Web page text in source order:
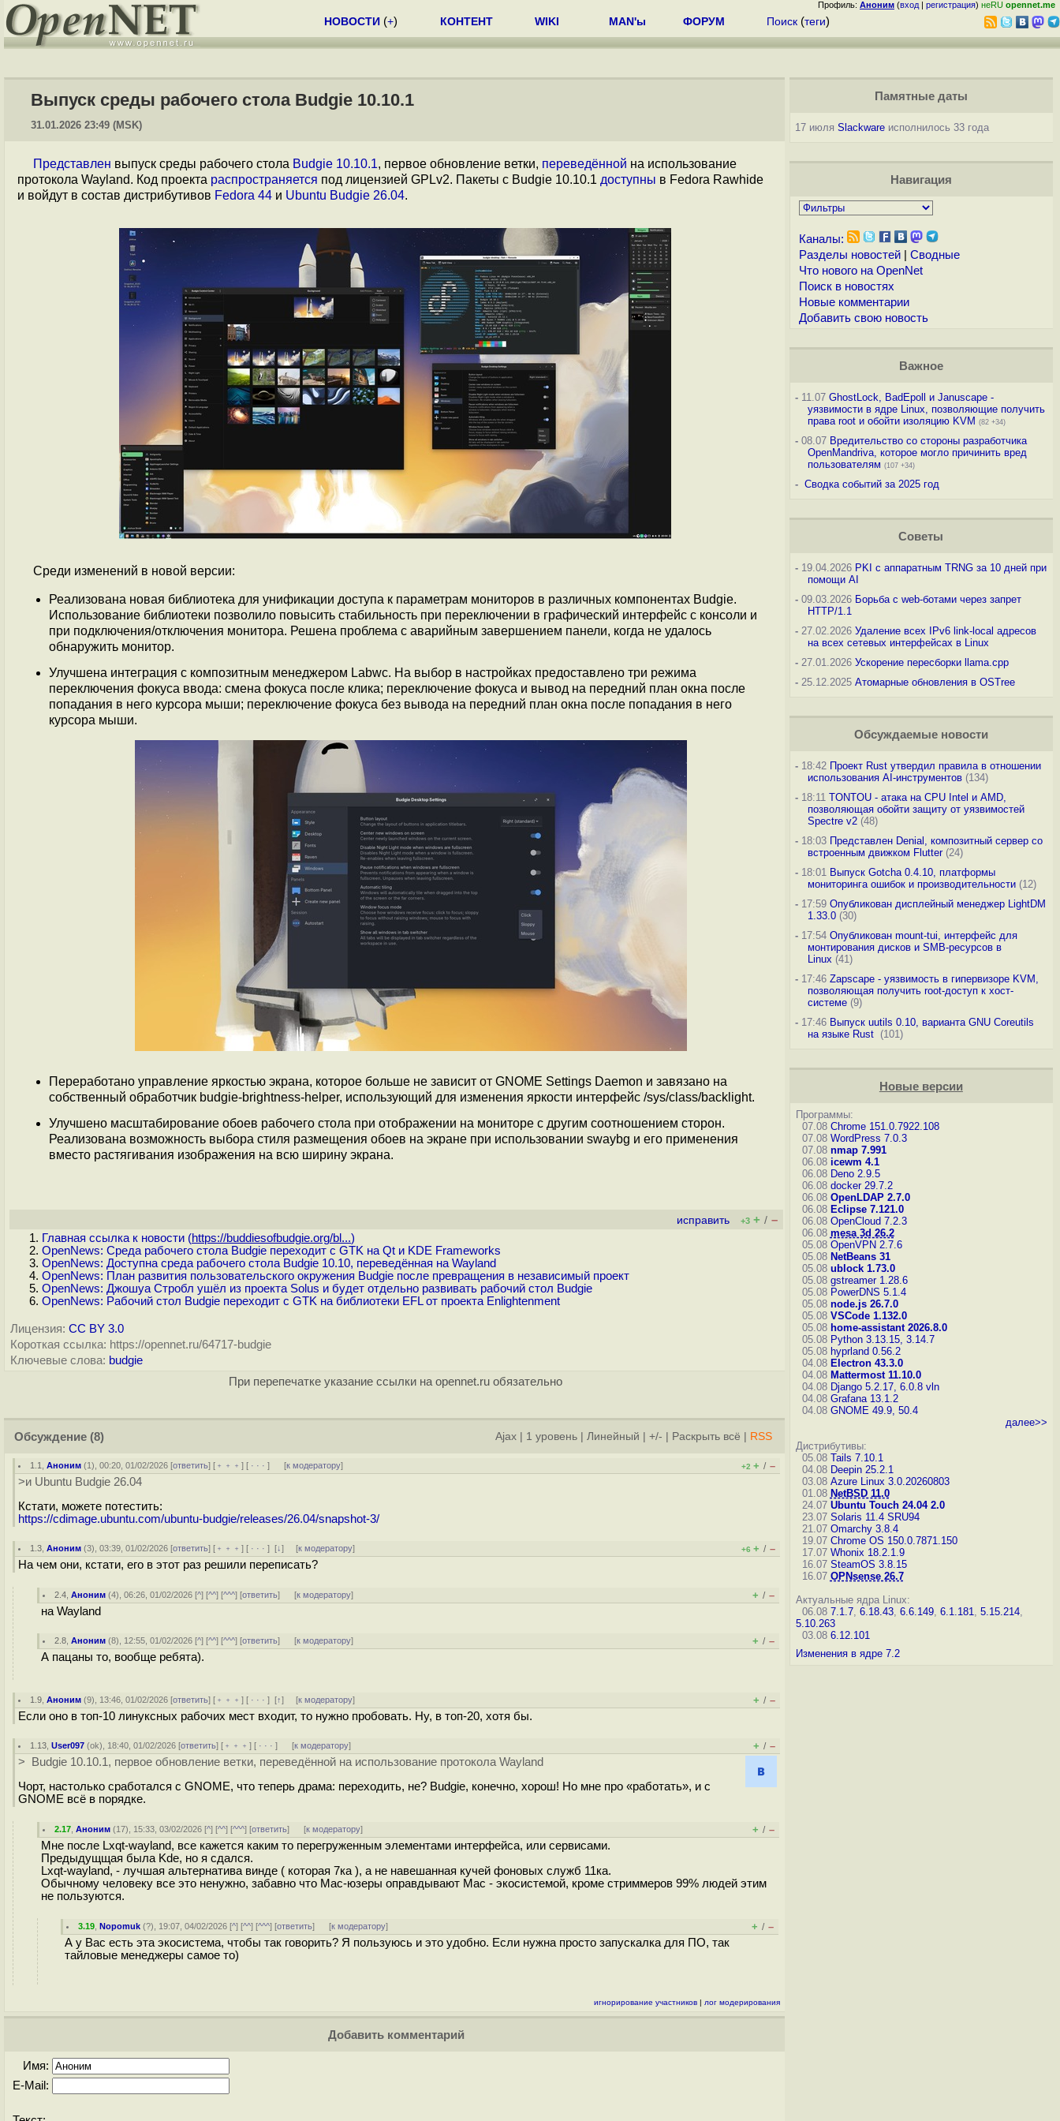
Профиль: Аноним (вход | регистрация) неRU opennet.me
НОВОСТИ (+) КОНТЕНТ WIKI MAN'ы ФОРУМ Поиск (теги)
Выпуск среды рабочего стола Budgie 10.10.1
31.01.2026 23:49 (MSK)
Представлен выпуск среды рабочего стола Budgie 10.10.1, первое обновление ветки, переведённой на использование
протокола Wayland. Код проекта распространяется под лицензией GPLv2. Пакеты с Budgie 10.10.1 доступны в Fedora Rawhide
и войдут в состав дистрибутивов Fedora 44 и Ubuntu Budgie 26.04.
Среди изменений в новой версии:
Реализована новая библиотека для унификации доступа к параметрам мониторов в различных компонентах Budgie.
Использование библиотеки позволило повысить стабильность при переключении в графический интерфейс с консоли и
при подключения/отключения монитора. Решена проблема с аварийным завершением панели, когда не удалось
обнаружить монитор.
Улучшена интеграция с композитным менеджером Labwc. На выбор в настройках предоставлено три режима
переключения фокуса ввода: смена фокуса после клика; переключение фокуса и вывод на передний план окна после
попадания в него курсора мыши; переключение фокуса без вывода на передний план окна после попадания в него
курсора мыши.
Переработано управление яркостью экрана, которое больше не зависит от GNOME Settings Daemon и завязано на
собственный обработчик budgie-brightness-helper, использующий для изменения яркости интерфейс /sys/class/backlight.
Улучшено масштабирование обоев рабочего стола при отображении на мониторе с другим соотношением сторон.
Реализована возможность выбора стиля размещения обоев на экране при использовании swaybg и его применения
вместо растягивания изображения на всю ширину экрана.
исправить +3 + / –
Главная ссылка к новости (https://buddiesofbudgie.org/bl...)
OpenNews: Среда рабочего стола Budgie переходит с GTK на Qt и KDE Frameworks
OpenNews: Доступна среда рабочего стола Budgie 10.10, переведённая на Wayland
OpenNews: План развития пользовательского окружения Budgie после превращения в независимый проект
OpenNews: Джошуа Стробл ушёл из проекта Solus и будет отдельно развивать рабочий стол Budgie
OpenNews: Рабочий стол Budgie переходит с GTK на библиотеки EFL от проекта Enlightenment
Лицензия: CC BY 3.0
Короткая ссылка: https://opennet.ru/64717-budgie
Ключевые слова: budgie
При перепечатке указание ссылки на opennet.ru обязательно
Обсуждение (8) Ajax 1 уровень Линейный +/- Раскрыть всё RSS
1.1 ,Аноним (1), 00:20, 01/02/2026 [ответить] [ ﹢﹢﹢] [ · · ·] [к модератору] +2 + / –
>и Ubuntu Budgie 26.04
Кстати, можете потестить:
https://cdimage.ubuntu.com/ubuntu-budgie/releases/26.04/snapshot-3/
1.3 ,Аноним (3), 03:39, 01/02/2026 [ответить] [ ﹢﹢﹢] [ · · ·][↓] [к модератору] +6 + / –
На чем они, кстати, его в этот раз решили переписать?
2.4 ,Аноним (4), 06:26, 01/02/2026 [^] [^^] [^^^] [ответить] [к модератору] + / –
на Wayland
2.8 ,Аноним (8), 12:55, 01/02/2026 [^] [^^] [^^^] [ответить] [к модератору] + / –
А пацаны то, вообще ребята).
1.9 ,Аноним (9), 13:46, 01/02/2026 [ответить] [ ﹢﹢﹢] [ · · ·][↑] [к модератору] + / –
Если оно в топ-10 линуксных рабочих мест входит, то нужно пробовать. Ну, в топ-20, хотя бы.
1.13 ,User097 (ok), 18:40, 01/02/2026 [ответить] [ ﹢﹢﹢] [ · · ·] [к модератору] + / –
> Budgie 10.10.1, первое обновление ветки, переведённой на использование протокола Wayland
Чорт, настолько сработался с GNOME, что теперь драма: переходить, не? Budgie, конечно, хорош! Но мне про «работать», и с
GNOME всё в порядке.
2.17 ,Аноним (17), 15:33, 03/02/2026 [^] [^^] [^^^] [ответить] [к модератору] + / –
Мне после Lxqt-wayland, все кажется каким то перегруженным элементами интерфейса, или сервисами.
Предыдущщая была Kde, но я сдался.
Lxqt-wayland, - лучшая альтернатива винде ( которая 7ка ), а не навешанная кучей фоновых служб 11ка.
Обычному человеку все это ненужно, забавно что Mac-юзеры оправдывают Mac - экосистемой, кроме стриммеров 99% людей этим
не пользуются.
3.19 ,Nopomuk (?), 19:07, 04/02/2026 [^] [^^] [^^^] [ответить] [к модератору] + / –
А у Вас есть эта экосистема, чтобы так говорить? Я пользуюсь и это удобно. Если нужна просто запускалка для ПО, так
тайловые менеджеры самое то)
игнорирование участников | лог модерирования
Добавить комментарий
Имя:
E-Mail:
Памятные даты
17 июля Slackwareисполнилось 33 года
Навигация
Каналы:
Разделы новостей| Сводные
Что нового на OpenNet
Поиск в новостях
Новые комментарии
Добавить свою новость
Важное
-11.07 GhostLock, BadEpoll и Januscape -
уязвимости в ядре Linux, позволяющие получить
права root и обойти изоляцию KVM (82 +34)
-08.07 Вредительство со стороны разработчика
OpenMandriva, которое могло причинить вред
пользователям (107 +34)
- Сводка событий за 2025 год
Советы
-19.04.2026 PKI с аппаратным TRNG за 10 дней при
помощи AI
-09.03.2026 Борьба с web-ботами через запрет
HTTP/1.1
-27.02.2026 Удаление всех IPv6 link-local адресов
на всех сетевых интерфейсах в Linux
-27.01.2026 Ускорение пересборки llama.cpp
-25.12.2025 Атомарные обновления в OSTree
Обсуждаемые новости
-18:42 Проект Rust утвердил правила в отношении
использования AI-инструментов(134)
-18:11 TONTOU - атака на CPU Intel и AMD,
позволяющая обойти защиту от уязвимостей
Spectre v2(48)
-18:03 Представлен Denial, композитный сервер со
встроенным движком Flutter(24)
-18:01 Выпуск Gotcha 0.4.10, платформы
мониторинга ошибок и производительности(12)
-17:59 Опубликован дисплейный менеджер LightDM
1.33.0(30)
-17:54 Опубликован mount-tui, интерфейс для
монтирования дисков и SMB-ресурсов в
Linux (41)
-17:46 Zapscape - уязвимость в гипервизоре KVM,
позволяющая получить root-доступ к хост-
системе(9)
-17:46 Выпуск uutils 0.10, варианта GNU Coreutils
на языке Rust (101)
Новые версии
Программы:
07.08 Chrome 151.0.7922.108
07.08 WordPress 7.0.3
07.08 nmap 7.991
06.08 icewm 4.1
06.08 Deno 2.9.5
06.08 docker 29.7.2
06.08 OpenLDAP 2.7.0
06.08 Eclipse 7.121.0
06.08 OpenCloud 7.2.3
06.08 mesa 3d 26.2
05.08 OpenVPN 2.7.6
05.08 NetBeans 31
05.08 ublock 1.73.0
05.08 gstreamer 1.28.6
05.08 PowerDNS 5.1.4
05.08 node.js 26.7.0
05.08 VSCode 1.132.0
05.08 home-assistant 2026.8.0
05.08 Python 3.13.15, 3.14.7
05.08 hyprland 0.56.2
04.08 Electron 43.3.0
04.08 Mattermost 11.10.0
04.08 Django 5.2.17, 6.0.8 vln
04.08 Grafana 13.1.2
04.08 GNOME 49.9, 50.4
далее>>
Дистрибутивы:
05.08 Tails 7.10.1
04.08 Deepin 25.2.1
03.08 Azure Linux 3.0.20260803
01.08 NetBSD 11.0
24.07 Ubuntu Touch 24.04 2.0
23.07 Solaris 11.4 SRU94
21.07 Omarchy 3.8.4
19.07 Chrome OS 150.0.7871.150
17.07 Whonix 18.2.1.9
16.07 SteamOS 3.8.15
16.07 OPNsense 26.7
Актуальные ядра Linux:
06.08 7.1.7, 6.18.43, 6.6.149, 6.1.181, 5.15.214,
5.10.263
03.08 6.12.101
Изменения в ядре 7.2